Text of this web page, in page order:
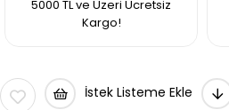
5000 TL ve Üzeri Ücretsiz
Kargo!
İstek Listeme Ekle